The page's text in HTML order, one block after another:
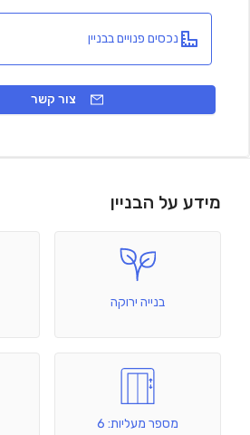
נכסים פנויים בבניין
צור קשר
מידע על הבניין
בנייה ירוקה
מספר מעליות: 6